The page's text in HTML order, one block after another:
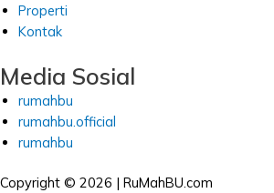
Properti
Kontak
Media Sosial
rumahbu
rumahbu.official
rumahbu
Copyright © 2026 | RuMahBU.com